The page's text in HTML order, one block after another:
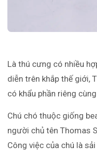
Là thú cưng có nhiều
diễn trên khắp thế giới,
có khẩu phần riêng
Chú chó thuộc giống
người chủ tên Thomas
Công việc của chú là